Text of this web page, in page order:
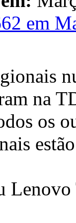
em
na
os